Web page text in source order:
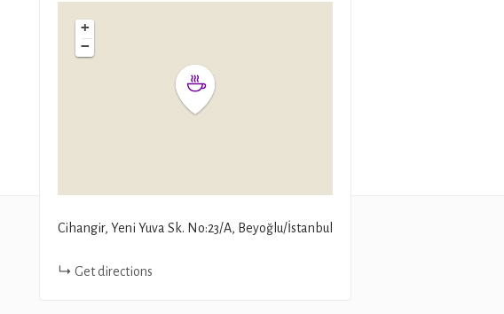
+
−
Cihangir, Yeni Yuva Sk. No:23/A, Beyoğlu/İstanbul
Get directions